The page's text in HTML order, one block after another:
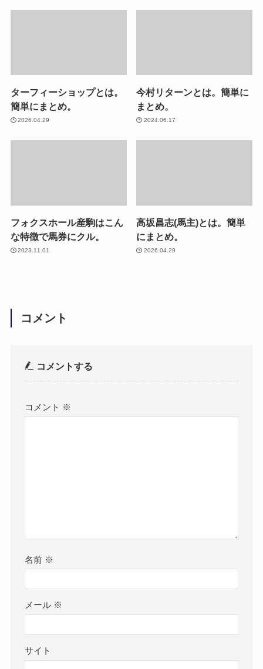
ターフィーショップとは。
簡単にまとめ。
2026.04.29
今村リターンとは。簡単に
まとめ。
2024.06.17
フォクスホール産駒はこん
な特徴で馬券にクル。
2023.11.01
高坂昌志(馬主)とは。簡単
にまとめ。
2026.04.29
コメント
コメントする
コメント ※
名前 ※
メール ※
サイト